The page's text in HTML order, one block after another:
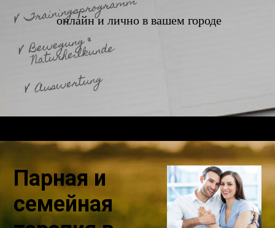
онлайн и лично в вашем городе
Парная и
семейная